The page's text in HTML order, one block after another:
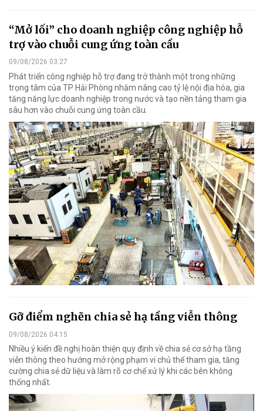
“Mở lối” cho doanh nghiệp công nghiệp hỗ
trợ vào chuỗi cung ứng toàn cầu
09/08/2026 03:27
Phát triển công nghiệp hỗ trợ đang trở thành một trong những
trọng tâm của TP Hải Phòng nhằm nâng cao tỷ lệ nội địa hóa, gia
tăng năng lực doanh nghiệp trong nước và tạo nền tảng tham gia
sâu hơn vào chuỗi cung ứng toàn cầu.
Gỡ điểm nghẽn chia sẻ hạ tầng viễn thông
09/08/2026 04:15
Nhiều ý kiến đề nghị hoàn thiện quy định về chia sẻ cơ sở hạ tầng
viễn thông theo hướng mở rộng phạm vi chủ thể tham gia, tăng
cường chia sẻ dữ liệu và làm rõ cơ chế xử lý khi các bên không
thống nhất.